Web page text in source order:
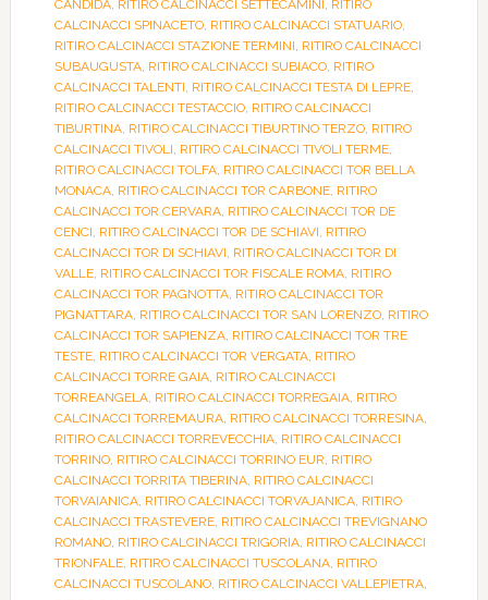
CANDIDA, RITIRO CALCINACCI SETTECAMINI, RITIRO
CALCINACCI SPINACETO, RITIRO CALCINACCI STATUARIO,
RITIRO CALCINACCI STAZIONE TERMINI, RITIRO CALCINACCI
SUBAUGUSTA, RITIRO CALCINACCI SUBIACO, RITIRO
CALCINACCI TALENTI, RITIRO CALCINACCI TESTA DI LEPRE,
RITIRO CALCINACCI TESTACCIO, RITIRO CALCINACCI
TIBURTINA, RITIRO CALCINACCI TIBURTINO TERZO, RITIRO
CALCINACCI TIVOLI, RITIRO CALCINACCI TIVOLI TERME,
RITIRO CALCINACCI TOLFA, RITIRO CALCINACCI TOR BELLA
MONACA, RITIRO CALCINACCI TOR CARBONE, RITIRO
CALCINACCI TOR CERVARA, RITIRO CALCINACCI TOR DE
CENCI, RITIRO CALCINACCI TOR DE SCHIAVI, RITIRO
CALCINACCI TOR DI SCHIAVI, RITIRO CALCINACCI TOR DI
VALLE, RITIRO CALCINACCI TOR FISCALE ROMA, RITIRO
CALCINACCI TOR PAGNOTTA, RITIRO CALCINACCI TOR
PIGNATTARA, RITIRO CALCINACCI TOR SAN LORENZO, RITIRO
CALCINACCI TOR SAPIENZA, RITIRO CALCINACCI TOR TRE
TESTE, RITIRO CALCINACCI TOR VERGATA, RITIRO
CALCINACCI TORRE GAIA, RITIRO CALCINACCI
TORREANGELA, RITIRO CALCINACCI TORREGAIA, RITIRO
CALCINACCI TORREMAURA, RITIRO CALCINACCI TORRESINA,
RITIRO CALCINACCI TORREVECCHIA, RITIRO CALCINACCI
TORRINO, RITIRO CALCINACCI TORRINO EUR, RITIRO
CALCINACCI TORRITA TIBERINA, RITIRO CALCINACCI
TORVAIANICA, RITIRO CALCINACCI TORVAJANICA, RITIRO
CALCINACCI TRASTEVERE, RITIRO CALCINACCI TREVIGNANO
ROMANO, RITIRO CALCINACCI TRIGORIA, RITIRO CALCINACCI
TRIONFALE, RITIRO CALCINACCI TUSCOLANA, RITIRO
CALCINACCI TUSCOLANO, RITIRO CALCINACCI VALLEPIETRA,